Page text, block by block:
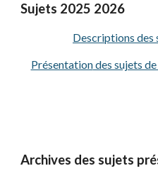
Sujets 2025 2026
Descriptions des
Présentationdes sujets
Archives des sujets